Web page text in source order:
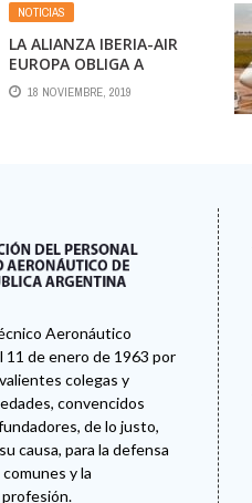
NOTICIAS
LA ALIANZA IBERIA-AIR
EUROPA OBLIGA A
BUSCAR NUEVOS
ACUERDOS EN
18 NOVIEMBRE, 2019
Aeronáutico
de enero de 1963 por
colegas y
convencidos
de lo justo,
causa, para la defensa
y la